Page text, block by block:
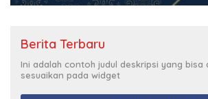
Berita Terbaru
Ini adalah contoh judul deskripsi yang bisa
sesuaikan pada widget